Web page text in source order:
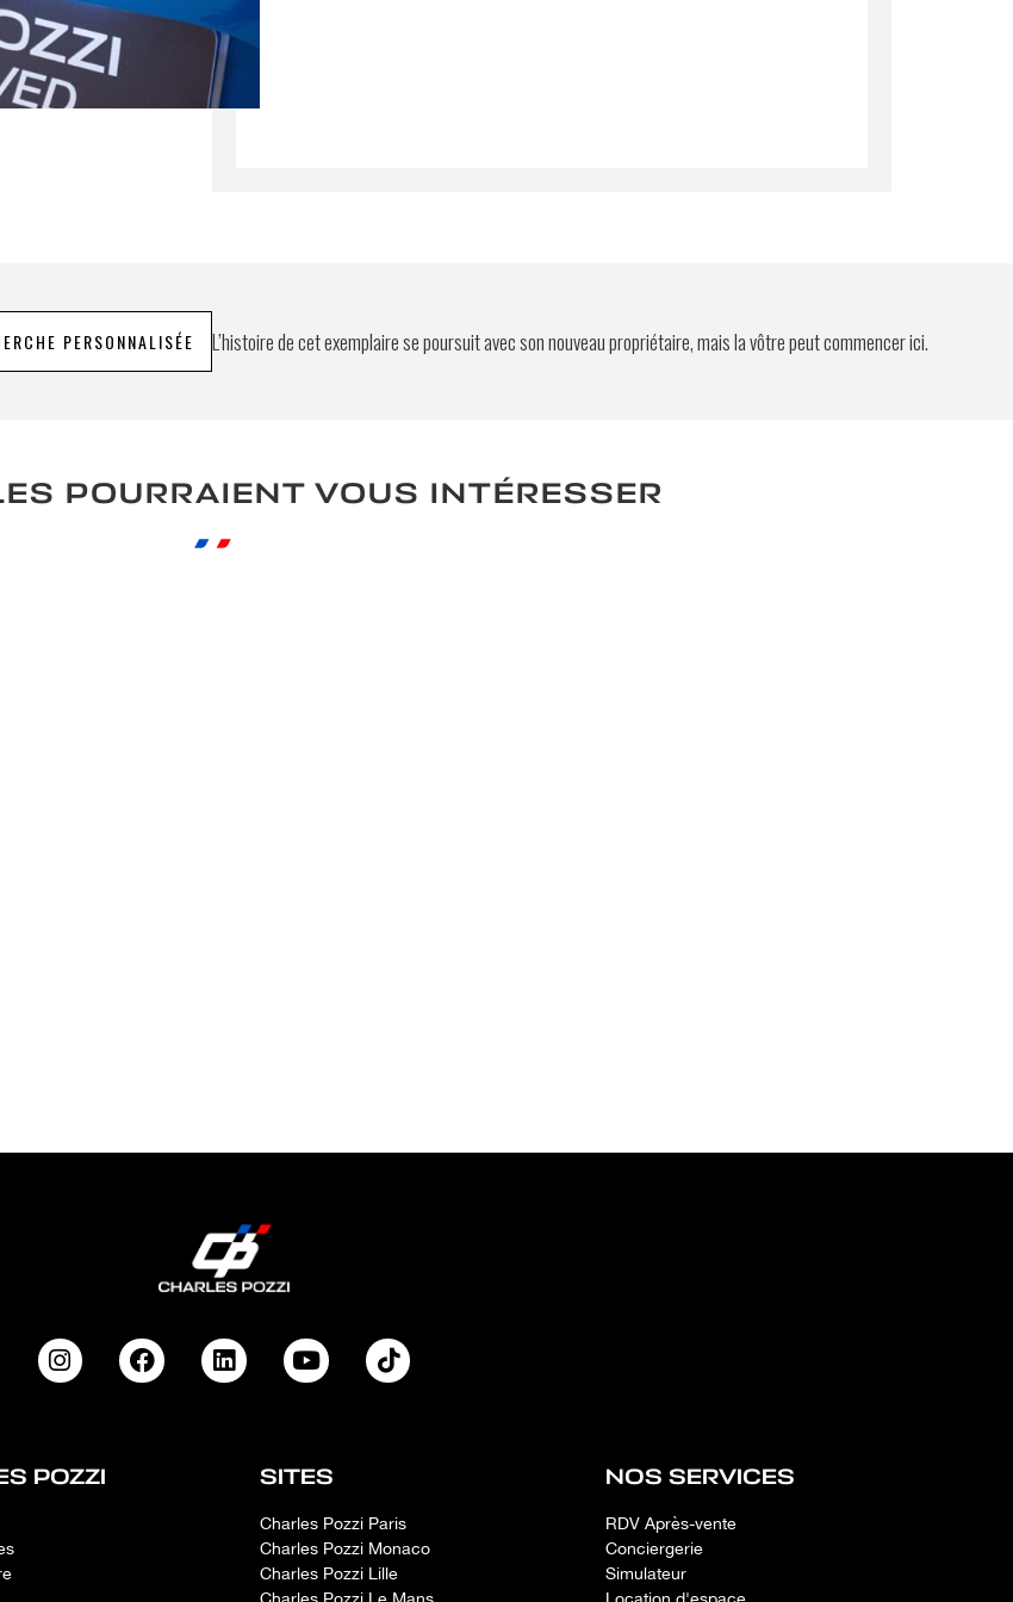
PERSONNALISÉE L’histoire de cet exemplaire se poursuit avec son nouveau propriétaire, mais la vôtre peut commencer ici.
POURRAIENT VOUS INTÉRESSER
POZZI SITES
Charles Pozzi Paris
Charles Pozzi Monaco
Charles Pozzi Lille
NOS SERVICES
RDV Après-vente
Conciergerie
Simulateur